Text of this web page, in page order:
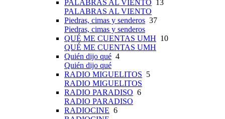
PALABRAS AL VIENTO 13
PALABRAS AL VIENTO
Piedras, cimas y senderos 37
Piedras, cimas y senderos
QUÉ ME CUENTAS UMH 10
QUÉ ME CUENTAS UMH
Quién dijo qué 4
Quién dijo qué
RADIO MIGUELITOS 5
RADIO MIGUELITOS
RADIO PARADISO 6
RADIO PARADISO
RADIOCINE 6